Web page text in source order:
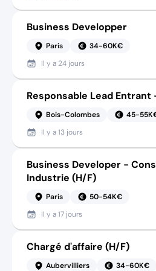
Business Developper
Paris
34-60K€
Il y a 24 jours
Responsable Lead
Bois-Colombes
45-
Il y a13 jours
Business Developer -
Industrie (H/F)
Paris
50-54K€
Il y a17 jours
Chargé d'affaire (H/F)
Aubervilliers
34-60K€